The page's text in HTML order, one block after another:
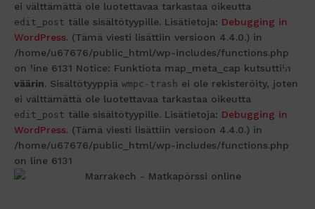
ei välttämättä ole luotettavaa tarkastaa oikeutta
edit_post tälle sisältötyypille. Lisätietoja: Debugging in
WordPress. (Tämä viesti lisättiin versioon 4.4.0.) in
/home/u67676/public_html/wp-includes/functions.php
on line 6131 Notice: Funktiota map_meta_cap kutsuttiin
väärin. Sisältötyyppiä wmpc-trash ei ole rekisteröity, joten
ei välttämättä ole luotettavaa tarkastaa oikeutta
edit_post tälle sisältötyypille. Lisätietoja: Debugging in
WordPress. (Tämä viesti lisättiin versioon 4.4.0.) in
/home/u67676/public_html/wp-includes/functions.php
on line 6131